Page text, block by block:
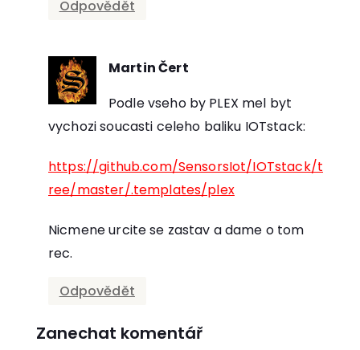
Odpovědět
Martin Čert
Podle vseho by PLEX mel byt
vychozi soucasti celeho baliku IOTstack:
https://github.com/SensorsIot/IOTstack/t
ree/master/.templates/plex
Nicmene urcite se zastav a dame o tom
rec.
Odpovědět
Zanechat komentář